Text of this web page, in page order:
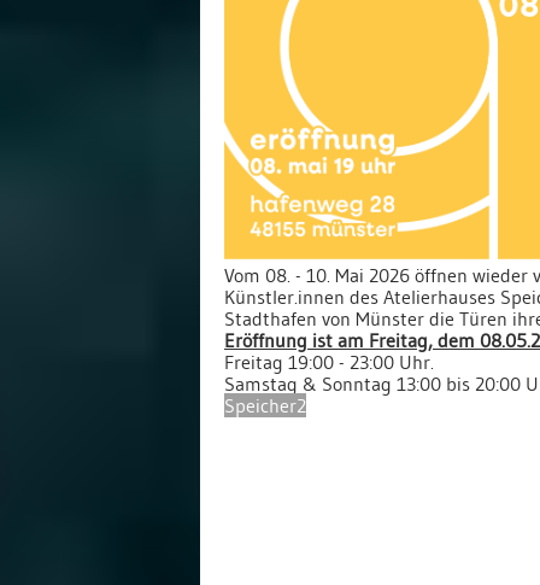
Vom 08. - 10. Mai 2026 öffnen wieder
Künstler.innen des Atelierhauses
Stadthafen von Münster die Türen
Eröffnung ist am Freitag, dem
Freitag 19:00 - 23:00 Uhr.
Samstag & Sonntag 13:00 bis 20:00
Speicher2